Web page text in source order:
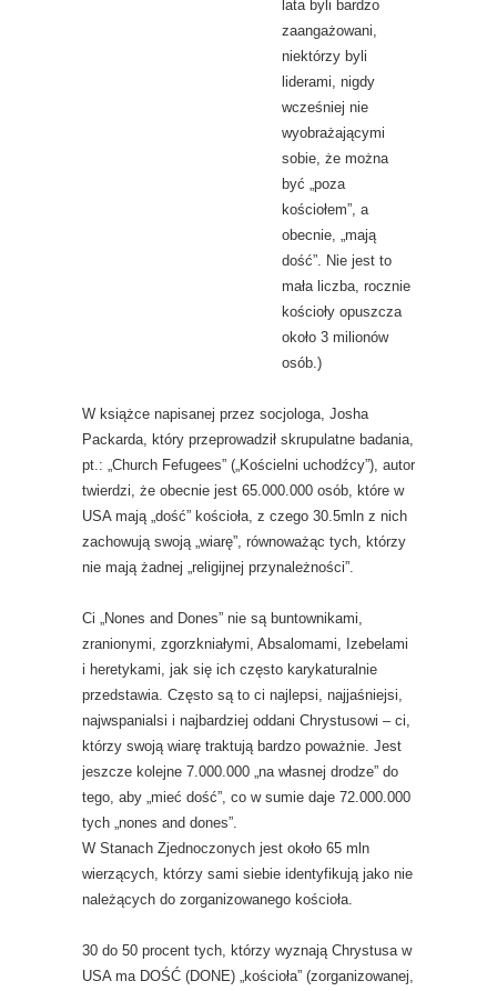
lata byli bardzo
zaangażowani,
niektórzy byli
liderami, nigdy
wcześniej nie
wyobrażającymi
sobie, że można
być „poza
kościołem”, a
obecnie, „mają
dość”. Nie jest to
mała liczba, rocznie
kościoły opuszcza
około 3 milionów
osób.)
W książce napisanej przez socjologa, Josha
Packarda, który przeprowadził skrupulatne badania,
pt.: „Church Fefugees” („Kościelni uchodźcy”), autor
twierdzi, że obecnie jest 65.000.000 osób, które w
USA mają „dość” kościoła, z czego 30.5mln z nich
zachowują swoją „wiarę”, równoważąc tych, którzy
nie mają żadnej „religijnej przynależności”.
Ci „Nones and Dones” nie są buntownikami,
zranionymi, zgorzkniałymi, Absalomami, Izebelami
i heretykami, jak się ich często karykaturalnie
przedstawia. Często są to ci najlepsi, najjaśniejsi,
najwspanialsi i najbardziej oddani Chrystusowi – ci,
którzy swoją wiarę traktują bardzo poważnie. Jest
jeszcze kolejne 7.000.000 „na własnej drodze” do
tego, aby „mieć dość”, co w sumie daje 72.000.000
tych „nones and dones”.
W Stanach Zjednoczonych jest około 65 mln
wierzących, którzy sami siebie identyfikują jako nie
należących do zorganizowanego kościoła.
30 do 50 procent tych, którzy wyznają Chrystusa w
USA ma DOŚĆ (DONE) „kościoła” (zorganizowanej,